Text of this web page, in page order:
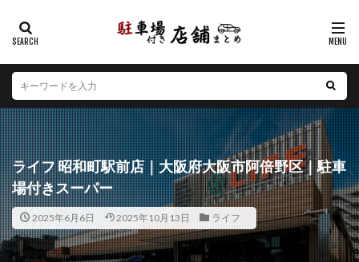
ライフ 昭和町駅前店｜大阪府大阪市阿倍野区｜駐車
場付きスーパー
2025年6月6日 2025年10月13日 ライフ
カテゴリー
エリア
北海道 青森県 岩手県 宮城県
秋田県
山形県
福島県 茨城県 栃木県
群馬県
埼玉県
千葉県 東京都 神奈川県
新潟県
山梨県
長野県 富山県 石川県
福井県
岐阜県
静岡県 愛知県 三重県
滋賀県
京都府
大阪府 兵庫県
和歌山県